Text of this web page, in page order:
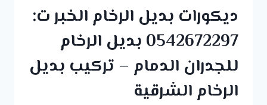
ديكورات بديل الرخام الخبر ت:
0542672297 بديل الرخام
للجدران الدمام – تركيب بديل
الرخام الشرقية